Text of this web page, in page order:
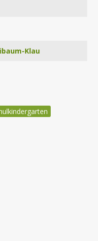
Klau